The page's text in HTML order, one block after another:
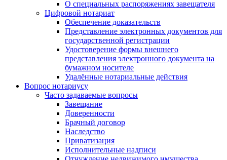
О специальных распоряжениях завещателя
Цифровой нотариат
Обеспечение доказательств
Представление электронных документов для
государственной регистрации
Удостоверение формы внешнего
представления электронного документа на
бумажном носителе
Удалённые нотариальные действия
Вопрос нотариусу
Часто задаваемые вопросы
Завещание
Доверенности
Брачный договор
Наследство
Приватизация
Исполнительные надписи